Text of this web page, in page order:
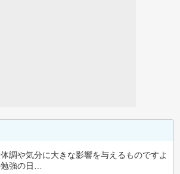
調や気分に大きな影響を与えるものですよ
強の日…